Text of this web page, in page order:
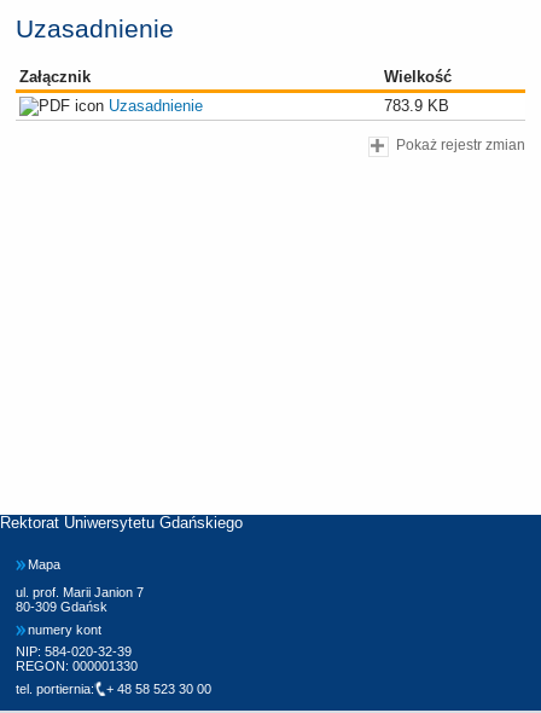
Uzasadnienie
Załącznik
Wielkość
Uzasadnienie
783.9 KB
Pokaż rejestr zmian
Rektorat Uniwersytetu Gdańskiego
Mapa
ul. prof. Marii Janion 7
80-309 Gdańsk
numery kont
NIP: 584-020-32-39
REGON: 000001330
tel. portiernia:
+ 48 58 523 30 00